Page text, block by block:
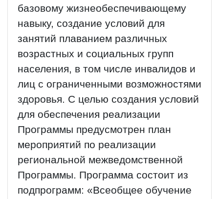
базовому жизнеобеспечивающему
навыку, создание условий для
занятий плаванием различных
возрастных и социальных групп
населения, в том числе инвалидов и
лиц с ограниченными возможностями
здоровья. С целью создания условий
для обеспечения реализации
Программы предусмотрен план
мероприятий по реализации
региональной межведомственной
Программы. Программа состоит из
подпрограмм: «Всеобщее обучение